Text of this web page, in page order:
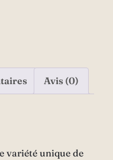
Avis (0)
variété unique de